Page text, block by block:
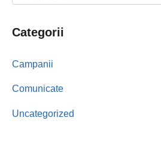
Categorii
Campanii
Comunicate
Uncategorized